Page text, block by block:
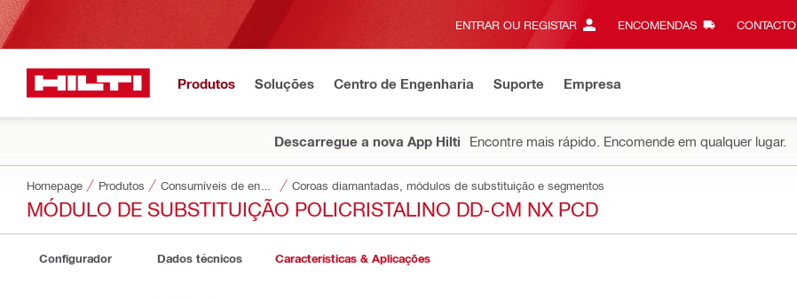
ENTRAR OU REGISTAR ENCOMENDAS CONTACTO‎
Produtos Soluções Centro de Engenharia Suporte Empresa
Descarregue a nova App Hilti Encontre mais rápido. Encomende em qualquer lugar.
Homepage Produtos Coroas diamantadas, módulos de substituição e segmentos
MÓDULO DE SUBSTITUIÇÃO POLICRISTALINO DD-CM NX PCD
Configurador Dados técnicos Características & Aplicações